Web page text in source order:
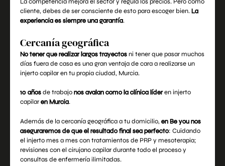
cliente, debes de ser consciente de esto para escoger bien.La
experiencia es siempre una garantía.
Cercanía geográfica
No tener que realizar largos trayectosni tener que pasar muchos
días fuera de casa es una gran ventaja de cara a realizarse un
injerto capilar en tu propia ciudad, Murcia.
10 añosde trabajonos avalan como la clínica líderen injerto
capilaren Murcia.
Además de la cercanía geográfica a tu domicilio, en Be you nos
aseguraremos de que el resultado final sea perfecto: Cuidando
el injerto mes a mes con tratamientos de PRP y mesoterapia;
revisiones con el cirujano capilar durante todo el proceso y
consultas de enfermería ilimitadas.